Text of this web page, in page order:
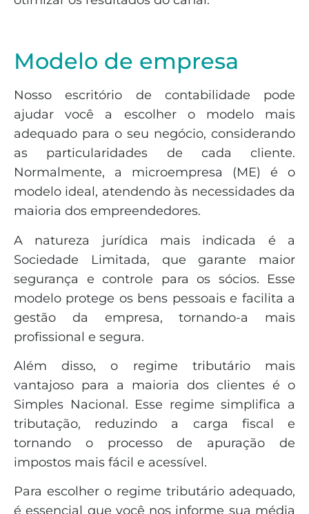
Modelo de empresa
Nosso escritório de contabilidade pode
ajudar você a escolher o modelo mais
adequado para o seu negócio, considerando
as particularidades de cada cliente.
Normalmente, a microempresa (ME) é o
modelo ideal, atendendo às necessidades da
maioria dos empreendedores.
A natureza jurídica mais indicada é a
Sociedade Limitada, que garante maior
segurança e controle para os sócios. Esse
modelo protege os bens pessoais e facilita a
gestão da empresa, tornando-a mais
profissional e segura.
Além disso, o regime tributário mais
vantajoso para a maioria dos clientes é o
Simples Nacional. Esse regime simplifica a
tributação, reduzindo a carga fiscal e
tornando o processo de apuração de
impostos mais fácil e acessível.
Para escolher o regime tributário adequado,
é essencial que você nos informe sua média